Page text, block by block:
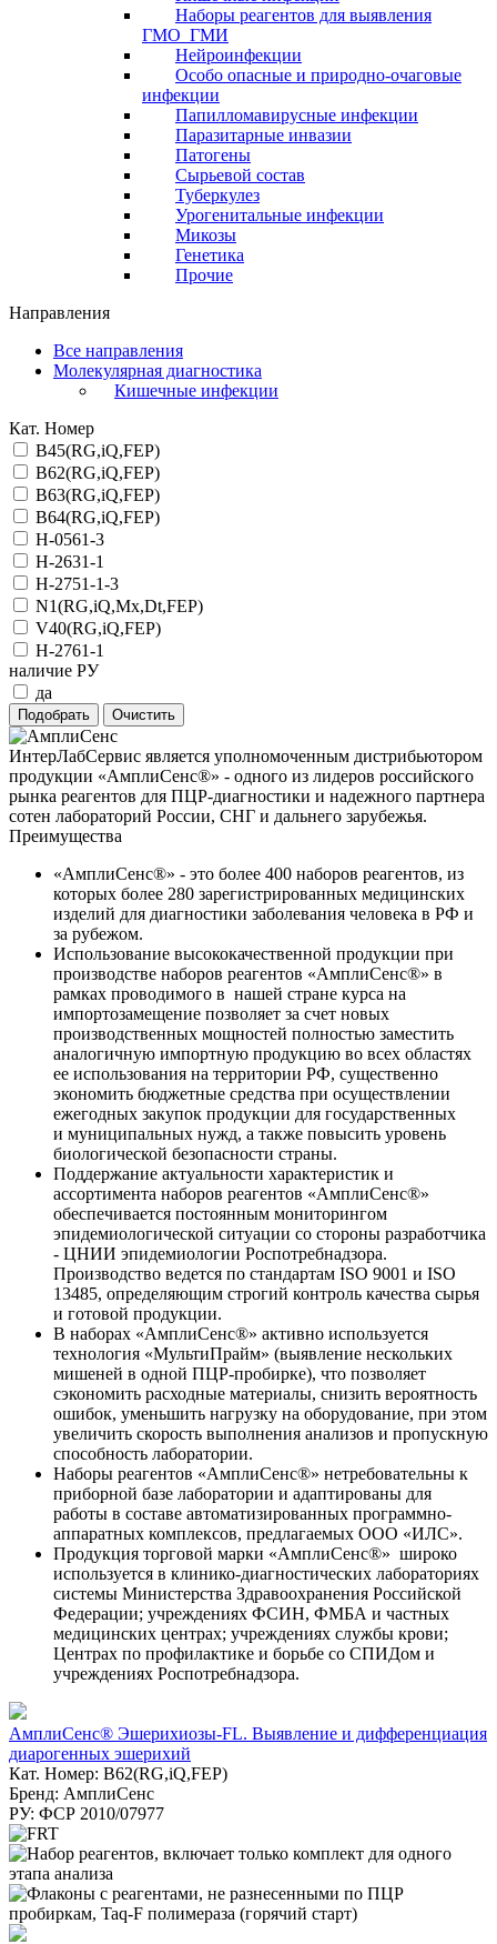
Наборы реагентов для выявления
ГМО_ГМИ
Нейроинфекции
Особо опасные и природно-очаговые
инфекции
Папилломавирусные инфекции
Паразитарные инвазии
Патогены
Сырьевой состав
Туберкулез
Урогенитальные инфекции
Микозы
Генетика
Прочие
Направления
Все направления
Молекулярная диагностика
Кишечные инфекции
Кат. Номер
B45(RG,iQ,FEP)
B62(RG,iQ,FEP)
B63(RG,iQ,FEP)
B64(RG,iQ,FEP)
H-0561-3
H-2631-1
H-2751-1-3
N1(RG,iQ,Mx,Dt,FEP)
V40(RG,iQ,FEP)
Н-2761-1
наличие РУ
да
ИнтерЛабСервис является уполномоченным дистрибьютором
продукции «АмплиСенс®» - одного из лидеров российского
рынка реагентов для ПЦР-диагностики и надежного партнера
сотен лабораторий России, СНГ и дальнего зарубежья.
Преимущества
«АмплиСенс®» - это более 400 наборов реагентов, из
которых более 280 зарегистрированных медицинских
изделий для диагностики заболевания человека в РФ и
за рубежом.
Использование высококачественной продукции при
производстве наборов реагентов «АмплиСенс®» в
рамках проводимого в нашей стране курса на
импортозамещение позволяет за счет новых
производственных мощностей полностью заместить
аналогичную импортную продукцию во всех областях
ее использования на территории РФ, существенно
экономить бюджетные средства при осуществлении
ежегодных закупок продукции для государственных
и муниципальных нужд, а также повысить уровень
биологической безопасности страны.
Поддержание актуальности характеристик и
ассортимента наборов реагентов «АмплиСенс®»
обеспечивается постоянным мониторингом
эпидемиологической ситуации со стороны разработчика
- ЦНИИ эпидемиологии Роспотребнадзора.
Производство ведется по стандартам ISO 9001 и ISO
13485, определяющим строгий контроль качества сырья
и готовой продукции.
В наборах «АмплиСенс®» активно используется
технология «МультиПрайм» (выявление нескольких
мишеней в одной ПЦР-пробирке), что позволяет
сэкономить расходные материалы, снизить вероятность
ошибок, уменьшить нагрузку на оборудование, при этом
увеличить скорость выполнения анализов и пропускную
способность лаборатории.
Наборы реагентов «АмплиСенс®» нетребовательны к
приборной базе лаборатории и адаптированы для
работы в составе автоматизированных программно-
аппаратных комплексов, предлагаемых ООО «ИЛС».
Продукция торговой марки «АмплиСенс®» широко
используется в клинико-диагностических лабораториях
системы Министерства Здравоохранения Российской
Федерации; учреждениях ФСИН, ФМБА и частных
медицинских центрах; учреждениях службы крови;
Центрах по профилактике и борьбе со СПИДом и
учреждениях Роспотребнадзора.
АмплиСенс® Эшерихиозы-FL. Выявление и дифференциация
диарогенных эшерихий
Кат. Номер: B62(RG,iQ,FEP)
Бренд: АмплиСенс
РУ: ФСР 2010/07977